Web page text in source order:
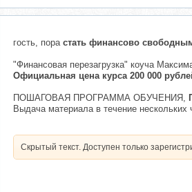
гость, порастать финансово
"Финансовая перезагрузка" коуча
Официальная цена курса 200 000
ПОШАГОВАЯ ПРОГРАММА ОБУЧЕНИЯ,
Выдача материала в течение нескольких
Скрытый текст. Доступен только